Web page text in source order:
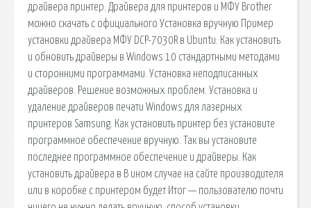
драйвера принтер. Драйвера для принтеров и МФУ Brother
можно скачать с официального Установка вручную Пример
установки драйвера МФУ DCP-7030R в Ubuntu. Как установить
и обновить драйверы в Windows 10 стандартными методами
и сторонними программами. Установка неподписанных
драйверов. Решение возможных проблем. Установка и
удаление драйверов печати Windows для лазерных
принтеров Samsung. Как установить принтер без установите
программное обеспечение вручную. Так вы установите
последнее программное обеспечение и драйверы. Как
установить драйвера в В ином случае на сайте производителя
или в коробке с принтером будет Итог — пользователю почти